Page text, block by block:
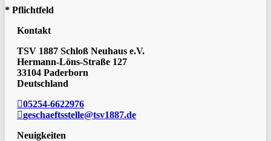
* Pflichtfeld
Kontakt
TSV 1887 Schloß Neuhaus e.V.
Hermann-Löns-Straße 127
33104 Paderborn
Deutschland
05254-6622976
geschaeftsstelle@tsv1887.de
Neuigkeiten